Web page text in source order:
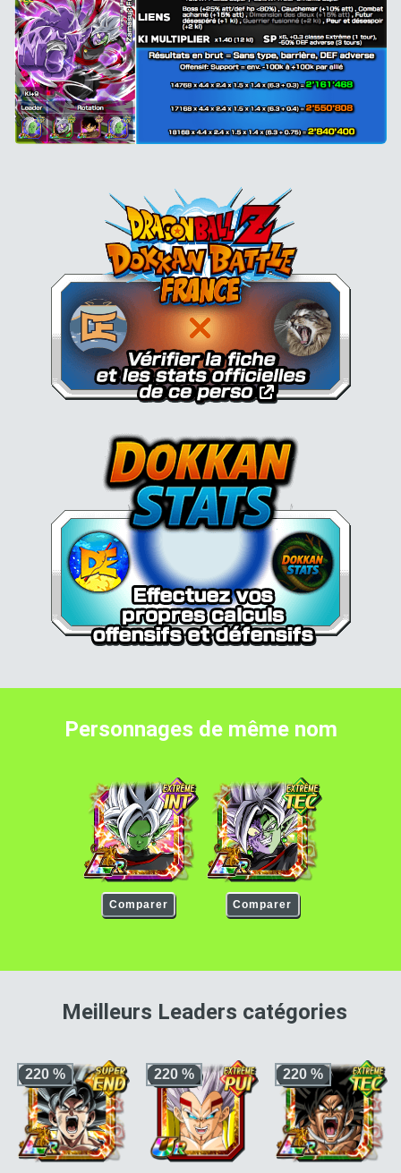
Dokkan Essentials x Dragon
Personnages de même nom
Comparer
Zamasu : Fusion
Comparer
Zamasu : Fusion
Meilleurs Leaders catégoriespour
220 % 220 % 220 %